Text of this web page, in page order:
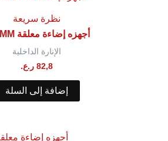
نظرة سريعة
أجهزه إضاءة معلقة 500MM
الإنارة الداخلية
82,8 ر.ع.
إضافة إلى السلة